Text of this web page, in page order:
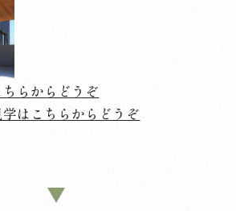
らからどうぞ
はこちらからどうぞ